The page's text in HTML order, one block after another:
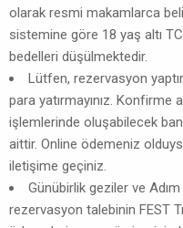
olarak resmi makamlarca
sistemine göre 18 yaş altı
bedelleri düşülmektedir.
Lütfen, rezervasyon
para yatırmayınız. Konfirme
işlemlerinde oluşabilecek
aittir. Online ödemeniz
iletişime geçiniz.
Günübirlik geziler ve
rezervasyon talebinin FEST